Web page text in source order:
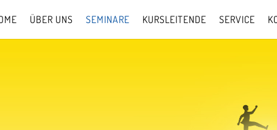
ÜBER UNS SEMINARE KURSLEITENDE SERVICE